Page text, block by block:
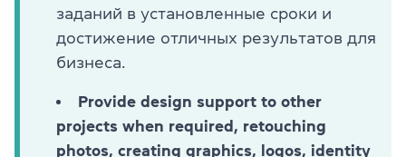
заданий в установленные сроки и
достижение отличных результатов для
бизнеса.
Provide design support to other
projects when required, retouching
photos, creating graphics, logos, identity